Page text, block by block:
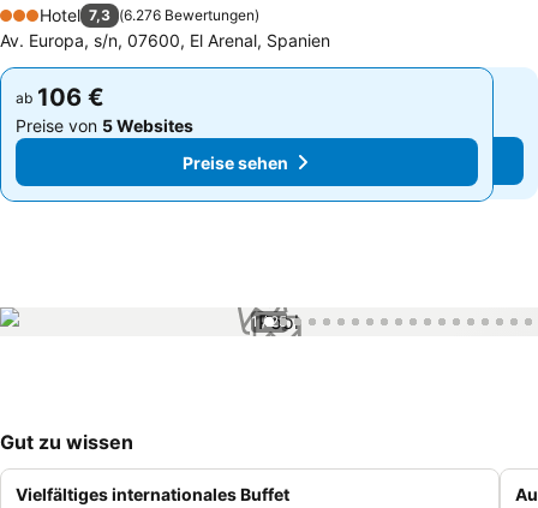
3 Sterne
Hotel 7,3 (6.276 Bewertungen)
Av. Europa, s/n, 07600, El Arenal, Spanien
ab 106 €
Preise von 5 Websites
Preise sehen
ab 106 €
Preise von 5 Websites
Preise sehen
1 / 25
Gut zu wissen
Vielfältiges internationales Buffet